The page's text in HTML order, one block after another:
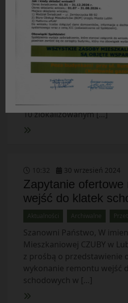
budynku
wielorodzinn...
Archiwalne Przetargi
Spółdzielnia Mieszkaniowa
Watykańska 6, 20-538
nieograniczony na
robót: Prace remontowe
mieszkalnym
10 zlokalizowanym […]
10 32 30 wrzesień 2024
Zapytanie ofertowe
wejść do klatek
Aktualności Archiwalne
Szanowni Państwo, W
Mieszkaniowej CZUBY w
z prośbą o przedstawienie
wykonanie remontu wejść
schodowych w […]